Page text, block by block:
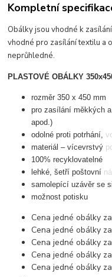
Kompletní
Obálky jsou vhodné k
vhodné pro zasílání textilu a
neprůhledné.
PLASTOVÉ OBÁLKY
rozměr 350 x 450 mm
pro zasílání měkkých
apod.)
odolné proti potrhání,
materiál – vícevrstvý
100% recyklovatelné
lehké, šetří poštovní
samolepící uzávěr se
možnost potisku
Cena jedné obálky
Cena jedné obálky
Cena jedné obálky
Cena jedné obálky
Cena jedné obálky